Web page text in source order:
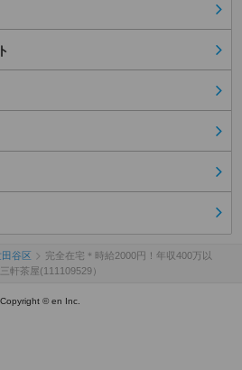
田谷区
完全在宅＊時給2000円！年収400万以
軒茶屋(111109529）
Copyright © en Inc.